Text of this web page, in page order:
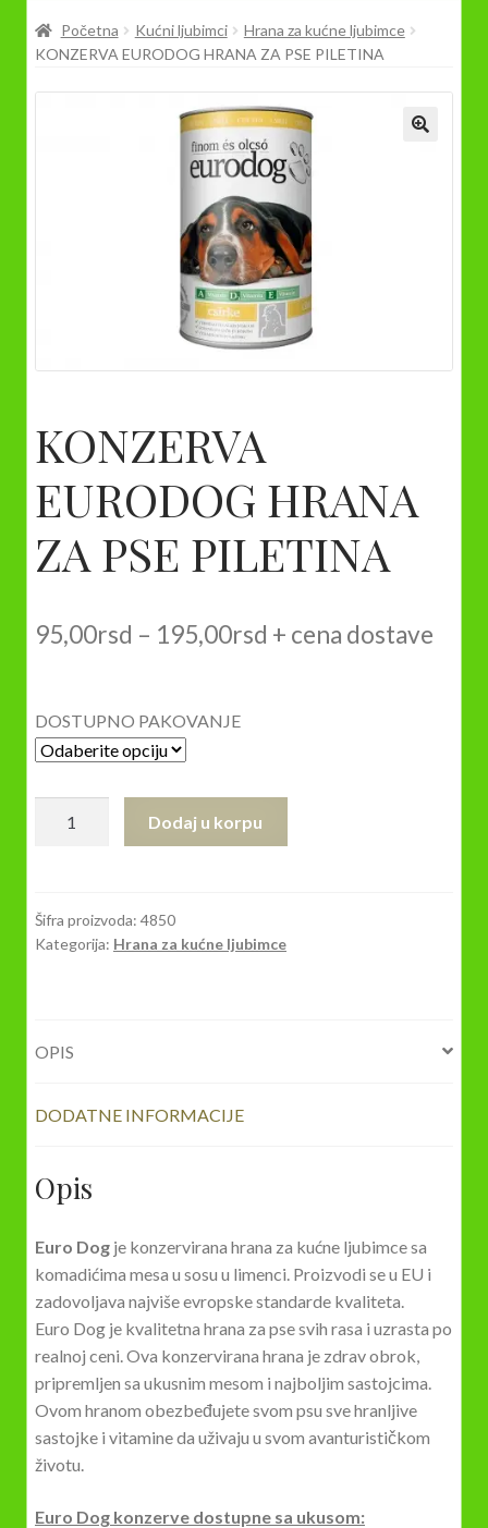
Prodavnica
Početna Kućni ljubimci
Hrana za kućne ljubimce
KONZERVA EURODOG HRANA ZA PSE PILETINA
KONZERVA
EURODOG HRANA
ZA PSE PILETINA
95,00rsd – 195,00rsd Raspon
do
+ cena dostave
DOSTUPNO PAKOVANJE
PSE
PILETINA
Dodaj u korpu
Šifra proizvoda: 4850
Kategorija: Hrana za kućne ljubimce
OPIS
DODATNE INFORMACIJE
Opis
Euro Dog je konzervirana hrana za kućne ljubimce sa
komadićima mesa u sosu u limenci. Proizvodi se u EU i
zadovoljava najviše evropske standarde kvaliteta.
Euro Dog je kvalitetna hrana za pse svih rasa i uzrasta po
realnoj ceni. Ova konzervirana hrana je zdrav obrok,
pripremljen sa ukusnim mesom i najboljim sastojcima.
Ovom hranom obezbeđujete svom psu sve hranljive
sastojke i vitamine da uživaju u svom avanturističkom
životu.
Euro Dog konzerve dostupne sa ukusom: